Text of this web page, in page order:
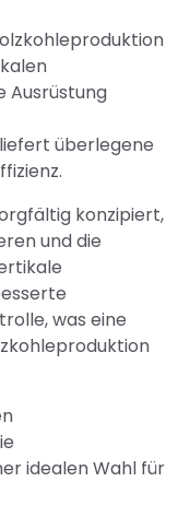
Ausrüstung
überlegene
konzipiert,
und die
was eine
idealen Wahl für